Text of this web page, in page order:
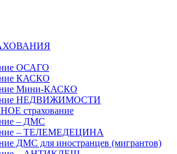
ОСАГО
КАСКО
Мини-КАСКО
НЕДВИЖИМОСТИ
страхование
– ДМС
– ТЕЛЕМЕДЕЦИНА
ДМС для иностранцев (мигрантов)